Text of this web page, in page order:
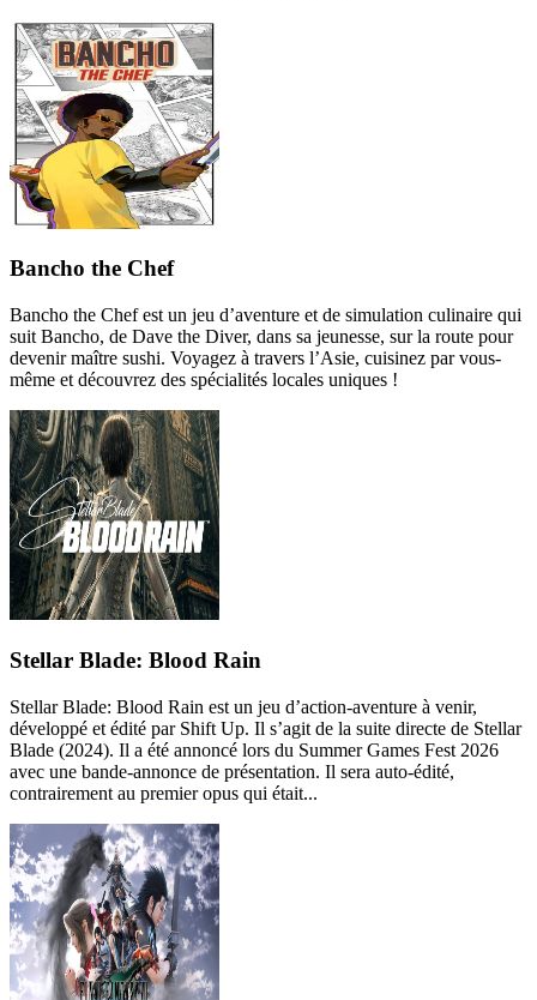
Bancho the Chef
Bancho the Chef est un jeu d’aventure et de simulation culinaire qui
suit Bancho, de Dave the Diver, dans sa jeunesse, sur la route pour
devenir maître sushi. Voyagez à travers l’Asie, cuisinez par vous-
même et découvrez des spécialités locales uniques !
Stellar Blade: Blood Rain
Stellar Blade: Blood Rain est un jeu d’action-aventure à venir,
développé et édité par Shift Up. Il s’agit de la suite directe de Stellar
Blade (2024). Il a été annoncé lors du Summer Games Fest 2026
avec une bande-annonce de présentation. Il sera auto-édité,
contrairement au premier opus qui était...